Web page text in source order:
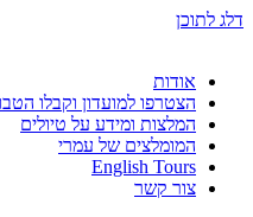
דלג לתוכן
אודות
הצטרפו למועדון וקבלו
המלצות ומידע על טיולים
המומלצים של עמרי
English Tours
צור קשר